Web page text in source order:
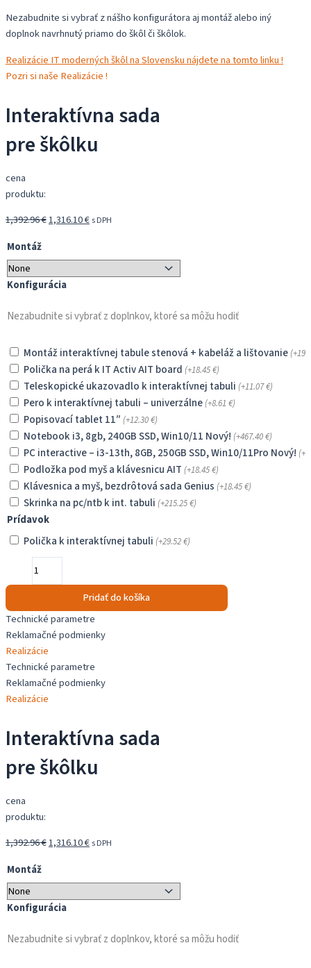
Nezabudnite si vybrať z nášho konfigurátora aj montáž alebo iný
doplnok navrhnutý priamo do škôl či škôlok.
Realizácie IT moderných škôl na Slovensku nájdete na tomto linku !
Pozri si naše Realizácie !
Interaktívna sada
pre škôlku
cena
produktu:
1,392.96€Pôvodná
1,316.10€Aktuálna
s DPH
Montáž
Konfigurácia
Nezabudnite si vybrať z doplnkov, ktoré sa môžu hodiť
Montáž interaktívnej tabule stenová + kabeláž a lištovanie (+
Polička na perá k IT Activ AIT board (+18.45€)
Teleskopické ukazovadlo k interaktívnej tabuli (+11.07€)
Pero k interaktívnej tabuli – univerzálne (+8.61 €)
Popisovací tablet 11″ (+12.30€)
Notebook i3, 8gb, 240GB SSD, Win10/11 Nový! (+467.40€)
PC interactive – i3-13th, 8GB, 250GB SSD, Win10/11Pro Nový! (+
Podložka pod myš a klávesnicu AIT (+18.45€)
Klávesnica a myš, bezdrôtová sada Genius (+18.45€)
Skrinka na pc/ntb k int. tabuli (+215.25€)
Prídavok
Polička k interaktívnej tabuli (+29.52€)
množstvo
pre
škôlku
Pridať do košíka
Technické parametre
Reklamačné podmienky
Realizácie
Technické parametre
Reklamačné podmienky
Realizácie
Interaktívna sada
pre škôlku
cena
produktu:
1,392.96€Pôvodná
1,316.10€Aktuálna
s DPH
Montáž
Konfigurácia
Nezabudnite si vybrať z doplnkov, ktoré sa môžu hodiť